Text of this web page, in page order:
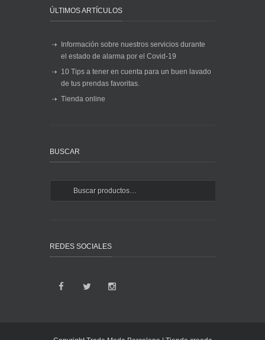
ÚLTIMOS ARTÍCULOS
Información sobre nuestros servicios durante
el estado de alarma por el Covid-19
10 Tips a tener en cuenta para un buen lavado
de tus prendas favoritas.
Tienda online
BUSCAR
REDES SOCIALES